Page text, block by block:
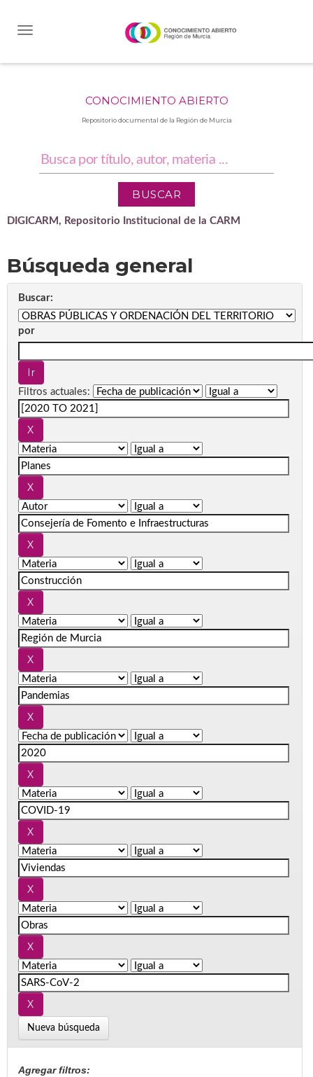
CONOCIMIENTO ABIERTO
Repositorio documental de la Región de Murcia
DIGICARM, Repositorio Institucional de la CARM
Búsqueda general
Buscar:
por
Filtros actuales:
Nueva búsqueda
Agregar filtros: